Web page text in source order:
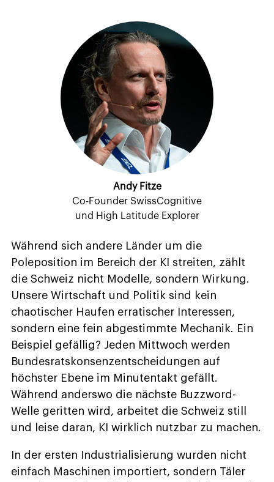
Andy Fitze
Co-Founder SwissCognitive
und High Latitude Explorer
Während sich andere Länder um die
Poleposition im Bereich der KI streiten, zählt
die Schweiz nicht Modelle, sondern Wirkung.
Unsere Wirtschaft und Politik sind kein
chaotischer Haufen erratischer Interessen,
sondern eine fein abgestimmte Mechanik. Ein
Beispiel gefällig? Jeden Mittwoch werden
Bundesratskonsenzentscheidungen auf
höchster Ebene im Minutentakt gefällt.
Während anderswo die nächste Buzzword-
Welle geritten wird, arbeitet die Schweiz still
und leise daran, KI wirklich nutzbar zu machen.
In der ersten Industrialisierung wurden nicht
einfach Maschinen importiert, sondern Täler